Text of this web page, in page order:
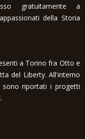
gratuitamente a
della Storia
a Torino fra Otto e
del Liberty. All'interno
sono riportati i progetti